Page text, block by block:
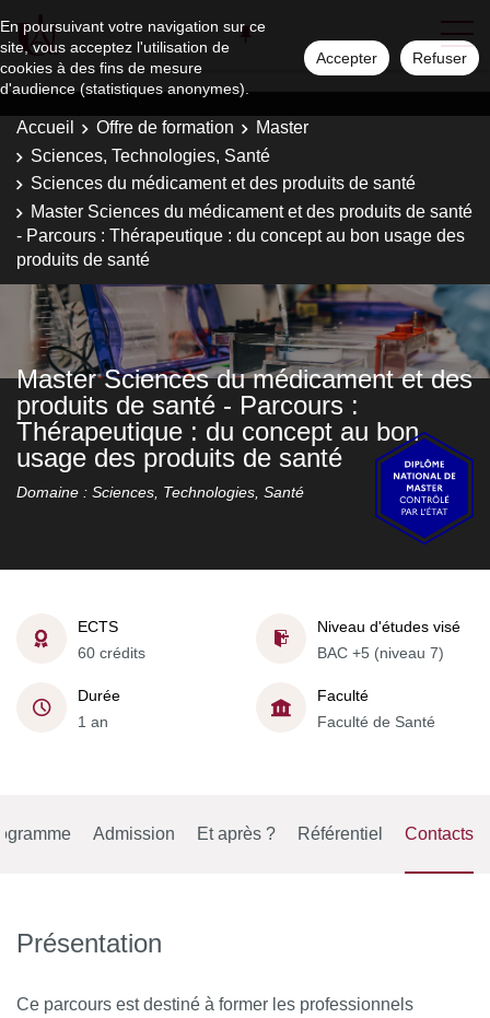
En poursuivant votre navigation sur ce
site, vous acceptez l'utilisation de
cookies à des fins de mesure
d'audience (statistiques anonymes).
Accepter Refuser
Accueil Offre de formation
Master
Sciences, Technologies, Santé
Sciences du médicament et des produits de santé
Master Sciences du médicament et des produits de santé
- Parcours : Thérapeutique : du concept au bon usage des
produits de santé
Master Sciences du médicament et des
produits de santé - Parcours :
Thérapeutique : du concept au bon
usage des produits de santé
Domaine : Sciences, Technologies, Santé
ECTS
60 crédits
Niveau d'études visé
BAC +5 (niveau 7)
Durée
1 an
Faculté
Faculté de Santé
Admission Et après ? Référentiel Contacts
Présentation
Ce parcours est destiné à former les professionnels